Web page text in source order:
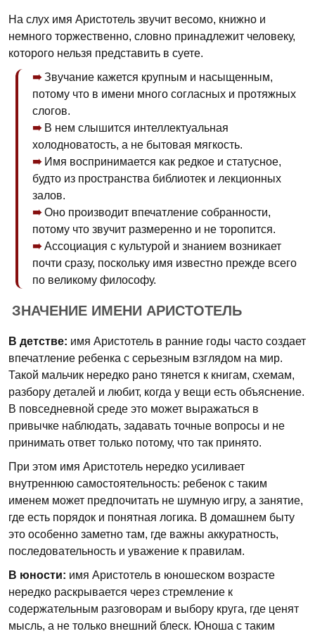
На слух имя Аристотель звучит весомо, книжно и
немного торжественно, словно принадлежит человеку,
которого нельзя представить в суете.
Звучание кажется крупным и насыщенным,
потому что в имени много согласных и протяжных
слогов.
В нем слышится интеллектуальная
холодноватость, а не бытовая мягкость.
Имя воспринимается как редкое и статусное,
будто из пространства библиотек и лекционных
залов.
Оно производит впечатление собранности,
потому что звучит размеренно и не торопится.
Ассоциация с культурой и знанием возникает
почти сразу, поскольку имя известно прежде всего
по великому философу.
ЗНАЧЕНИЕ ИМЕНИ АРИСТОТЕЛЬ
В детстве: имя Аристотель в ранние годы часто создает
впечатление ребенка с серьезным взглядом на мир.
Такой мальчик нередко рано тянется к книгам, схемам,
разбору деталей и любит, когда у вещи есть объяснение.
В повседневной среде это может выражаться в
привычке наблюдать, задавать точные вопросы и не
принимать ответ только потому, что так принято.
При этом имя Аристотель нередко усиливает
внутреннюю самостоятельность: ребенок с таким
именем может предпочитать не шумную игру, а занятие,
где есть порядок и понятная логика. В домашнем быту
это особенно заметно там, где важны аккуратность,
последовательность и уважение к правилам.
В юности: имя Аристотель в юношеском возрасте
нередко раскрывается через стремление к
содержательным разговорам и выбору круга, где ценят
мысль, а не только внешний блеск. Юноша с таким